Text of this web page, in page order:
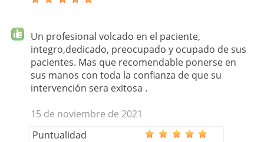
Un profesional volcado en el paciente,
integro,dedicado, preocupado y ocupado de sus
pacientes. Mas que recomendable ponerse en
sus manos con toda la confianza de que su
intervención sera exitosa .
15 de noviembre de 2021
Puntualidad